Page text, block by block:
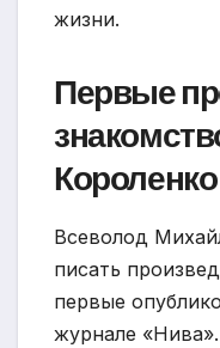
жизни.
Первые
Короленко
Всеволод
писать
первые
журнале